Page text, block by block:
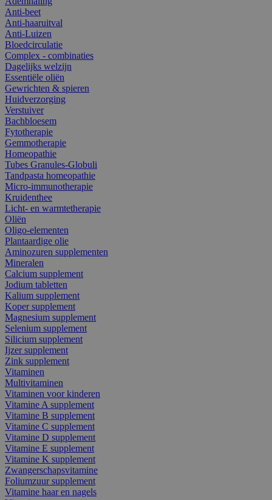
Anti-beet
Anti-haaruitval
Anti-Luizen
Bloedcirculatie
Complex - combinaties
Dagelijks welzijn
Essentiële oliën
Gewrichten & spieren
Huidverzorging
Verstuiver
Bachbloesem
Fytotherapie
Gemmotherapie
Homeopathie
Tubes Granules-Globuli
Tandpasta homeopathie
Micro-immunotherapie
Kruidenthee
Licht- en warmtetherapie
Oliën
Oligo-elementen
Plantaardige olie
Aminozuren supplementen
Mineralen
Calcium supplement
Jodium tabletten
Kalium supplement
Koper supplement
Magnesium supplement
Selenium supplement
Silicium supplement
Ijzer supplement
Zink supplement
Vitaminen
Multivitaminen
Vitaminen voor kinderen
Vitamine A supplement
Vitamine B supplement
Vitamine C supplement
Vitamine D supplement
Vitamine E supplement
Vitamine K supplement
Zwangerschapsvitamine
Foliumzuur supplement
Vitamine haar en nagels